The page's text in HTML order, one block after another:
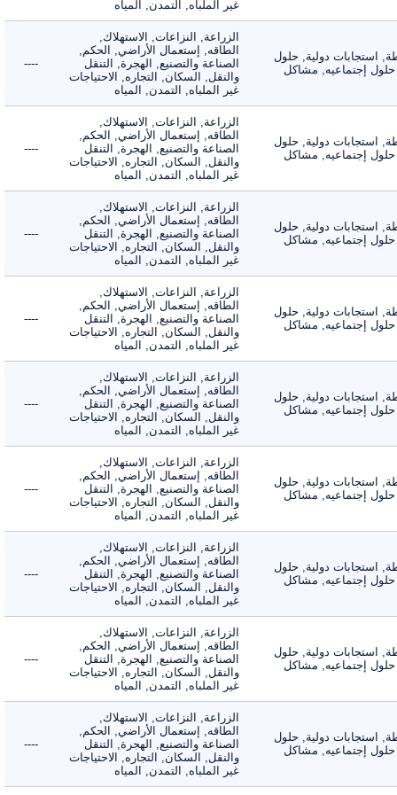
غير الملباه, التمدن, المياه
استجابات دولية, حلول
إجتماعيه, مشاكل
الزراعة, النزاعات, الاستهلاك,
الطاقه, إستعمال الأراضي, الحكم,
الصناعة والتصنيع, الهجرة, التنقل
والنقل, السكان, التجاره, الاحتياجات
غير الملباه, التمدن, المياه
----
استجابات دولية, حلول
إجتماعيه, مشاكل
الزراعة, النزاعات, الاستهلاك,
الطاقه, إستعمال الأراضي, الحكم,
الصناعة والتصنيع, الهجرة, التنقل
والنقل, السكان, التجاره, الاحتياجات
غير الملباه, التمدن, المياه
----
استجابات دولية, حلول
إجتماعيه, مشاكل
الزراعة, النزاعات, الاستهلاك,
الطاقه, إستعمال الأراضي, الحكم,
الصناعة والتصنيع, الهجرة, التنقل
والنقل, السكان, التجاره, الاحتياجات
غير الملباه, التمدن, المياه
----
استجابات دولية, حلول
إجتماعيه, مشاكل
الزراعة, النزاعات, الاستهلاك,
الطاقه, إستعمال الأراضي, الحكم,
الصناعة والتصنيع, الهجرة, التنقل
والنقل, السكان, التجاره, الاحتياجات
غير الملباه, التمدن, المياه
----
استجابات دولية, حلول
إجتماعيه, مشاكل
الزراعة, النزاعات, الاستهلاك,
الطاقه, إستعمال الأراضي, الحكم,
الصناعة والتصنيع, الهجرة, التنقل
والنقل, السكان, التجاره, الاحتياجات
غير الملباه, التمدن, المياه
----
استجابات دولية, حلول
إجتماعيه, مشاكل
الزراعة, النزاعات, الاستهلاك,
الطاقه, إستعمال الأراضي, الحكم,
الصناعة والتصنيع, الهجرة, التنقل
والنقل, السكان, التجاره, الاحتياجات
غير الملباه, التمدن, المياه
----
استجابات دولية, حلول
إجتماعيه, مشاكل
الزراعة, النزاعات, الاستهلاك,
الطاقه, إستعمال الأراضي, الحكم,
الصناعة والتصنيع, الهجرة, التنقل
والنقل, السكان, التجاره, الاحتياجات
غير الملباه, التمدن, المياه
----
استجابات دولية, حلول
إجتماعيه, مشاكل
الزراعة, النزاعات, الاستهلاك,
الطاقه, إستعمال الأراضي, الحكم,
الصناعة والتصنيع, الهجرة, التنقل
والنقل, السكان, التجاره, الاحتياجات
غير الملباه, التمدن, المياه
----
استجابات دولية, حلول
إجتماعيه, مشاكل
الزراعة, النزاعات, الاستهلاك,
الطاقه, إستعمال الأراضي, الحكم,
الصناعة والتصنيع, الهجرة, التنقل
والنقل, السكان, التجاره, الاحتياجات
غير الملباه, التمدن, المياه
----